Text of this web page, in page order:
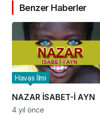
Benzer Haberler
NAZAR İSABET-İ AYN
Havas İlmi
4 yıl önce